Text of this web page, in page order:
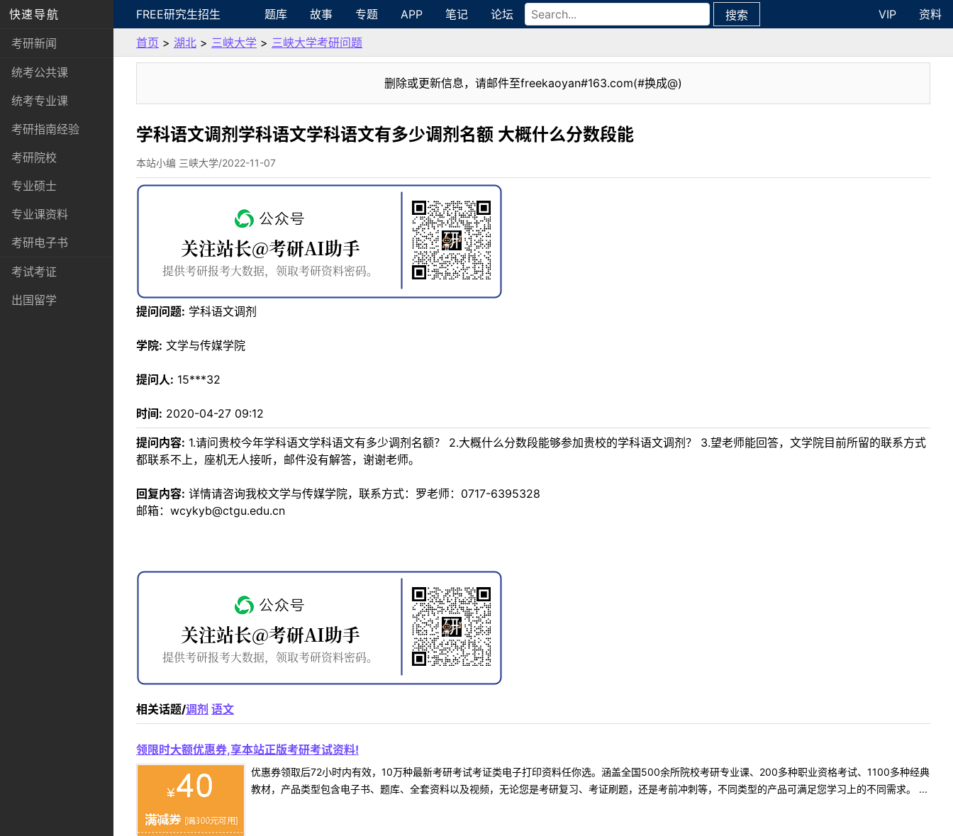
快速导航
考研新闻
统考公共课
统考专业课
考研指南经验
考研院校
专业硕士
专业课资料
考研电子书
考试考证
出国留学
FREE研究生招生 题库 故事 专题 APP 笔记 论坛 搜索 VIP
资料
首页 > 湖北 > 三峡大学 > 三峡大学考研问题
删除或更新信息，请邮件至freekaoyan#163.com(#换成@)
学科语文调剂学科语文学科语文有多少调剂名额 大概什么分数段能
本站小编 三峡大学/2022-11-07
提问问题: 学科语文调剂
学院: 文学与传媒学院
提问人: 15***32
时间: 2020-04-27 09:12
提问内容: 1.请问贵校今年学科语文学科语文有多少调剂名额？ 2.大概什么分数段能够参加贵校的学科语文调剂？ 3.望老师能回答，文学院目前所留的联系方式
都联系不上，座机无人接听，邮件没有解答，谢谢老师。
回复内容: 详情请咨询我校文学与传媒学院，联系方式：罗老师：0717-6395328
邮箱：wcykyb@ctgu.edu.cn
相关话题/调剂 语文
领限时大额优惠券,享本站正版考研考试资料!
优惠券领取后72小时内有效，10万种最新考研考试考证类电子打印资料任你选。涵盖全国500余所院校考研专业课、200多种职业资格考试、1100多种经典
教材，产品类型包含电子书、题库、全套资料以及视频，无论您是考研复习、考证刷题，还是考前冲刺等，不同类型的产品可满足您学习上的不同需求。 ...